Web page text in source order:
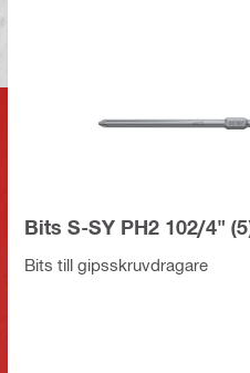
Bits S-SY PH2 102/4"
Bits till gipsskruvdragare